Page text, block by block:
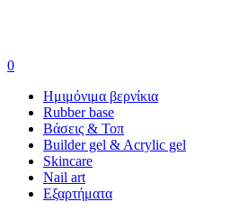
0
Ημιμόνιμα βερνίκια
Rubber base
Βάσεις & Τοπ
Builder gel & Acrylic gel
Skincare
Nail art
Εξαρτήματα